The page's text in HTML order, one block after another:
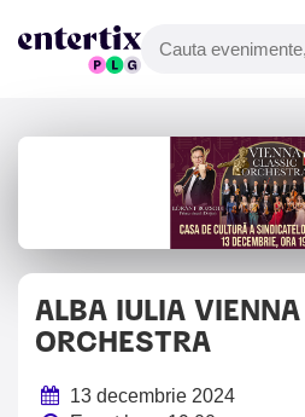
ALBA IULIA
ORCHESTRA
13 decembrie 2024